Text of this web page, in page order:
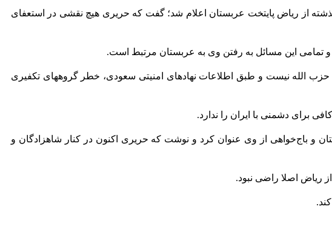
از ریاض پایتخت عربستان اعلام شد؛ گفت که حریری هیچ نقشی در استعفای
این مسائل به رفتن وی به عربستان مرتبط است.
الله نیست و طبق اطلاعات نهادهای امنیتی سعودی، خطر گروههای تکفیری
برای دشمنی با ایران را ندارد.
و باج‌خواهی از وی عنوان کرد و نوشت که حریری اکنون در کنار شاهزادگان و
ریاض اصلا راضی نبود.